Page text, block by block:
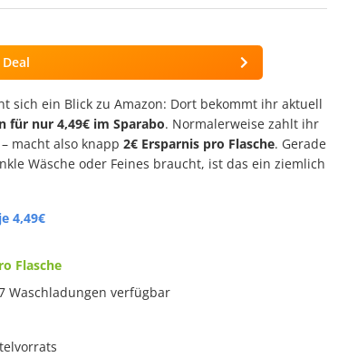
sich ein Blick zu Amazon: Dort bekommt ihr aktuell
für nur 4,49€ im Sparabo. Normalerweise zahlt ihr
– macht also knapp 2€ Ersparnis pro Flasche. Gerade
Wäsche oder Feines braucht, ist das ein ziemlich
4,49€
Flasche
Waschladungen verfügbar